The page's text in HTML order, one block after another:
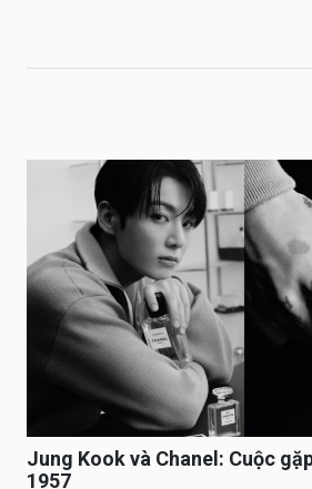
Jung Kook và Chanel: Cuộc
1957